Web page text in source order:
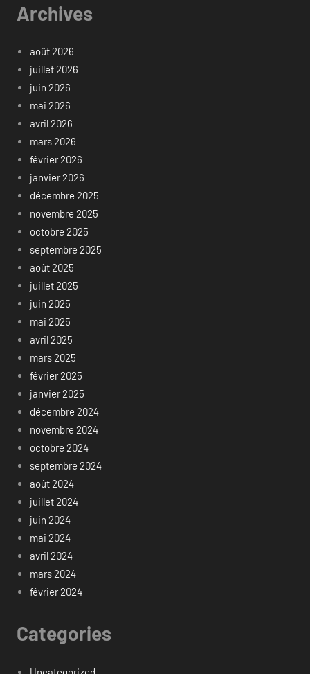
Archives
août 2026
juillet 2026
juin 2026
mai 2026
avril 2026
mars 2026
février 2026
janvier 2026
décembre 2025
novembre 2025
octobre 2025
septembre 2025
août 2025
juillet 2025
juin 2025
mai 2025
avril 2025
mars 2025
février 2025
janvier 2025
décembre 2024
novembre 2024
octobre 2024
septembre 2024
août 2024
juillet 2024
juin 2024
mai 2024
avril 2024
mars 2024
février 2024
Categories